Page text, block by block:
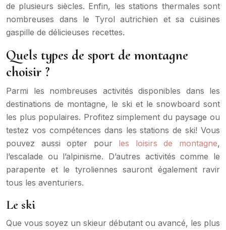
de plusieurs siècles. Enfin, les stations thermales sont
nombreuses dans le Tyrol autrichien et sa cuisines
gaspille de délicieuses recettes.
Quels types de sport de montagne
choisir ?
Parmi les nombreuses activités disponibles dans les
destinations de montagne, le ski et le snowboard sont
les plus populaires. Profitez simplement du paysage ou
testez vos compétences dans les stations de ski! Vous
pouvez aussi opter pour les loisirs de montagne,
l’escalade ou l’alpinisme. D’autres activités comme le
parapente et le tyroliennes sauront également ravir
tous les aventuriers.
Le ski
Que vous soyez un skieur débutant ou avancé, les plus